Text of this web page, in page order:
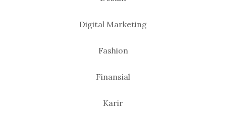
Digital Marketing
Fashion
Finansial
Karir